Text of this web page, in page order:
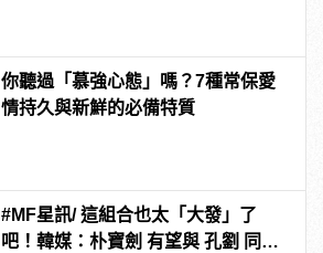
你聽過「慕強心態」嗎？7種常保愛
情持久與新鮮的必備特質
#MF星訊/ 這組合也太「大發」了
吧！韓媒：朴寶劍 有望與 孔劉 同框